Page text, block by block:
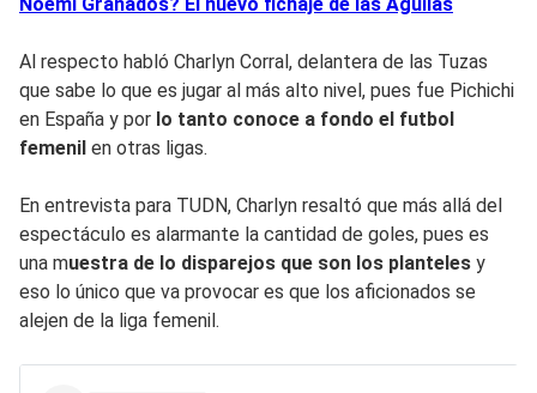
Al respecto habló Charlyn Corral, delantera de las Tuzas
que sabe lo que es jugar al más alto nivel, pues fue Pichichi
en España y por lo tanto conoce a fondo el futbol
femenil en otras ligas.
En entrevista para TUDN, Charlyn resaltó que más allá del
espectáculo es alarmante la cantidad de goles, pues es
una muestra de lo disparejos que son los planteles y
eso lo único que va provocar es que los aficionados se
alejen de la liga femenil.